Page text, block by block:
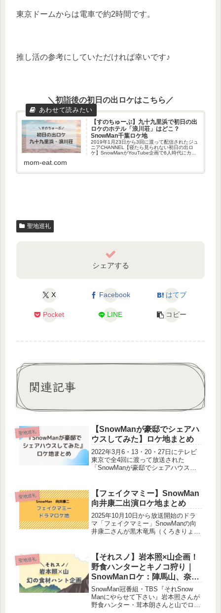
東京ドームからは電車で約2時間です。
推し活の参考にしていただければ幸いです♪
＼初詣後の初日の出ロケはこちら／
【すのちゅーぶ】九十九里浜で初日の出
ロケのホテル「浪川荘」はどこ？
SnowMan千葉ロケ地
2019年1月23日から3回に渡って配信されたジュ
ニアCHANNEL【寝たら見られない初日の出ロ
ケ】SnowManがYouTube企画で6人時代にカウ
mom-eat.com
聖地巡礼
シェアする
X Facebook はてブ
Pocket LINE コピー
関連記事
聖地巡礼
【SnowManが豪邸でシェアハ
ウスしてみた】ロケ地まとめ
2022年3月6・13・20・27日にテレビ
東京で全4回に渡って放送された
「SnowManが豪邸でシェアハウスし
でゆったり過ごす番組です。この記事
ではシェアハウスをは...
聖地巡礼
【フェイクマミー】SnowMan
向井康二出演ロケ地まとめ
2025年10月10日から放送開始のドラ
マ「フェイクマミー」SnowManの向
井康二さんが黒木竜馬（くろきりょう
う重要なポジションです！TBSフェイ
クマミー公式サイト...
聖地巡礼
【それスノ】岩本照×山企画！
野食ハンターとキノコ狩り｜
SnowManロケ：陣馬山、奈良
倉山、日の出山
SnowMan冠番組・TBS『それSnow
Manにやらせて下さい』岩本照さんが
野食ハンター・茸本朗さんと山でロケ